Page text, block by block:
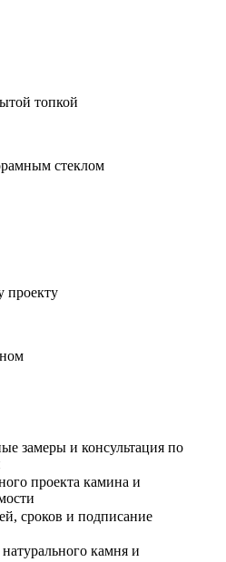
топкой
стеклом
проекту
замеры и консультация по
проекта камина и
сроков и подписание
камня и